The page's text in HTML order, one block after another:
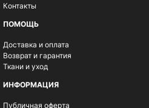
Контакты
ПОМОЩЬ
Доставка и оплата
Возврат и гарантия
Ткани и уход
ИНФОРМАЦИЯ
Публичная оферта